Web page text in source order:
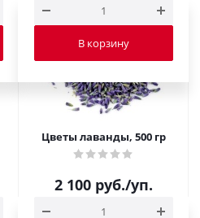
В корзину
Цветы лаванды, 500 гр
2 100руб./уп.